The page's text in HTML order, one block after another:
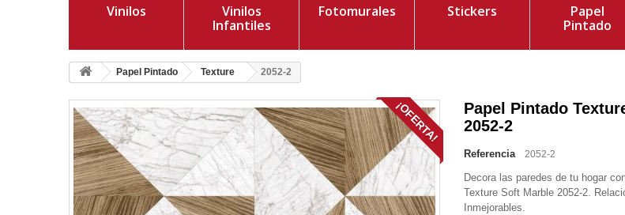
Vinilos
Vinilos
Infantiles
Fotomurales Stickers
Papel
Pintado
Papel Pintado Texture 2052-2
¡OFERTA!
Papel Pintado
2052-2
Referencia 2052-2
Decora las paredes de tu hogar
Texture Soft Marble 2052-2.
Inmejorables.